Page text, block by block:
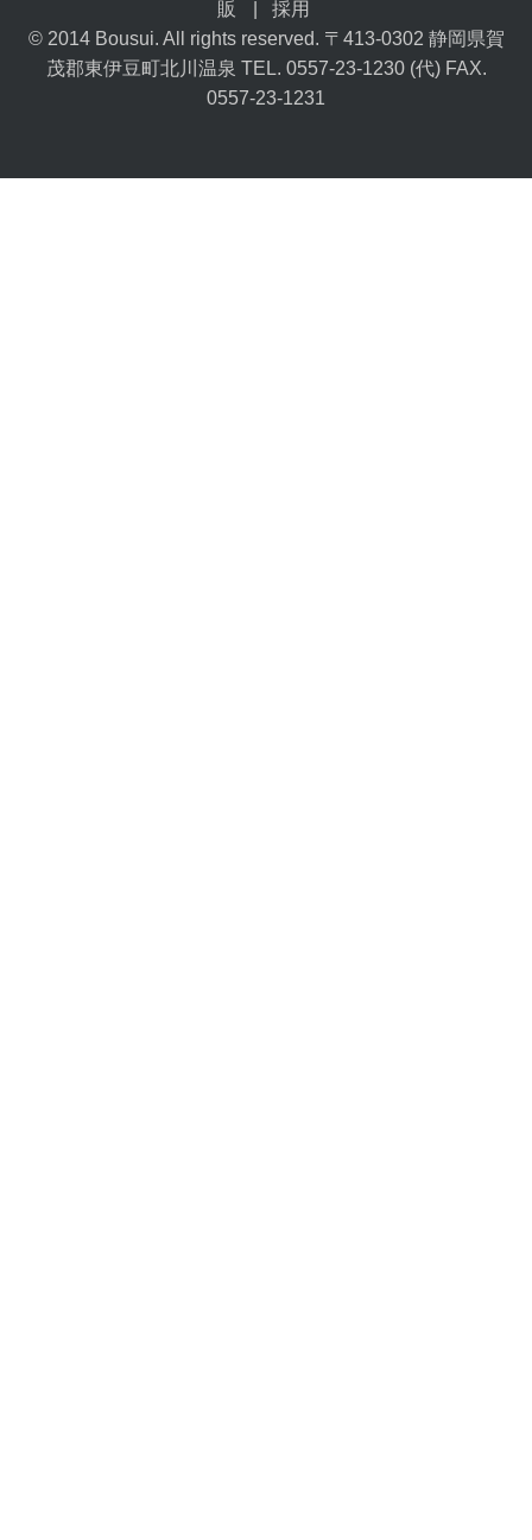
販
採用
© 2014 Bousui. All rights reserved. 〒413-0302 静岡県賀
茂郡東伊豆町北川温泉 TEL. 0557-23-1230 (代) FAX.
0557-23-1231